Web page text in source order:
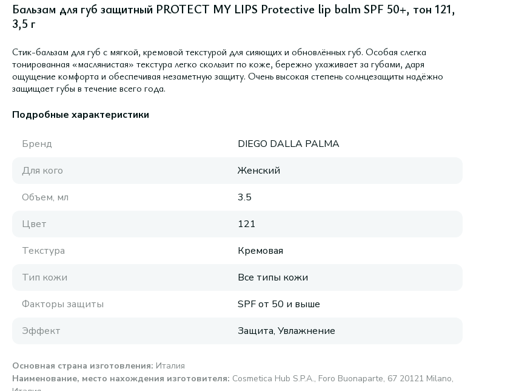
Бальзам для губ защитный PROTECT MY LIPS Protective lip balm SPF 50+, тон 121,
3,5 г
Стик-бальзам для губ с мягкой, кремовой текстурой для сияющих и обновлённых губ. Особая слегка
тонированная «маслянистая» текстура легко скользит по коже, бережно ухаживает за губами, даря
ощущение комфорта и обеспечивая незаметную защиту. Очень высокая степень солнцезащиты надёжно
защищает губы в течение всего года.
Подробные характеристики
Бренд
DIEGO DALLA PALMA
Для кого
Женский
Объем, мл
3.5
Цвет
121
Текстура
Кремовая
Тип кожи
Все типы кожи
Факторы защиты
SPF от 50 и выше
Эффект
Защита, Увлажнение
Основная страна изготовления: Италия
Наименование, место нахождения изготовителя: Cosmetica Hub S.P.A., Foro Buonaparte, 67 20121 Milano,